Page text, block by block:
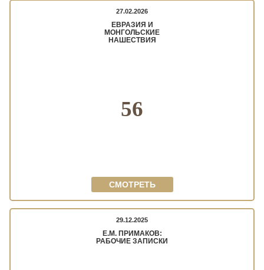
27.02.2026
ЕВРАЗИЯ И
МОНГОЛЬСКИЕ
НАШЕСТВИЯ
56
СМОТРЕТЬ
29.12.2025
Е.М. ПРИМАКОВ:
РАБОЧИЕ ЗАПИСКИ